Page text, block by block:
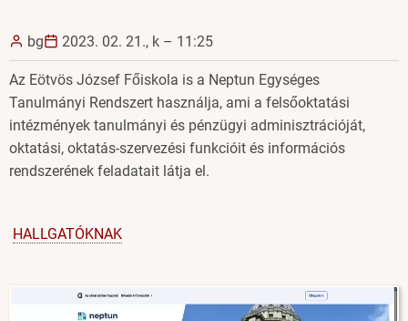
bg 2023. 02. 21., k – 11:25
Az Eötvös József Főiskola is a Neptun Egységes
Tanulmányi Rendszert használja, ami a felsőoktatási
intézmények tanulmányi és pénzügyi adminisztrációját,
oktatási, oktatás-szervezési funkcióit és információs
rendszerének feladatait látja el.
HALLGATÓKNAK